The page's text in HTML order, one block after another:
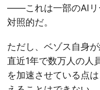
——これは一部のAIリ
対照的だ。
ただし、ベゾス自身
直近1年で数万人の人
を加速させている点